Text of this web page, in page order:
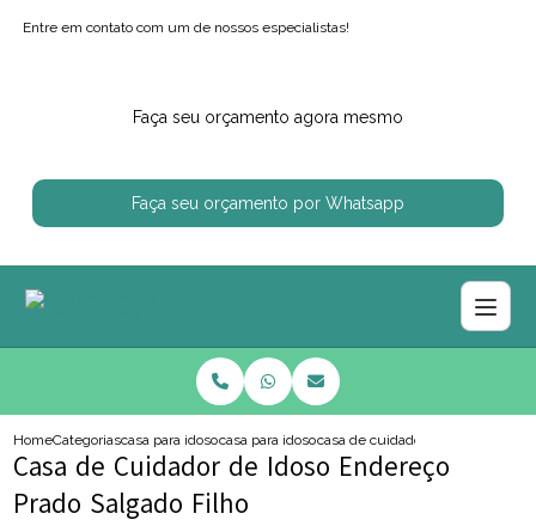
Entre em contato com um de nossos especialistas!
Faça seu orçamento agora mesmo
Faça seu orçamento por Whatsapp
HomeCategoriascasa para idososcasa para idoso com mal de parkinson
casa de cuidador de idoso
Casa de Cuidador de Idoso Endereço
Prado Salgado Filho